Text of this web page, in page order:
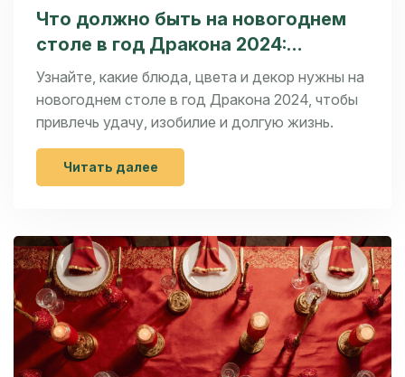
Что должно быть на новогоднем
столе в год Дракона 2024:
традиционные блюда и символика
Узнайте, какие блюда, цвета и декор нужны на
новогоднем столе в год Дракона 2024, чтобы
привлечь удачу, изобилие и долгую жизнь.
Читать далее